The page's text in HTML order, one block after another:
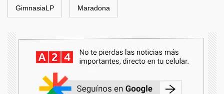
GimnasiaLP Maradona